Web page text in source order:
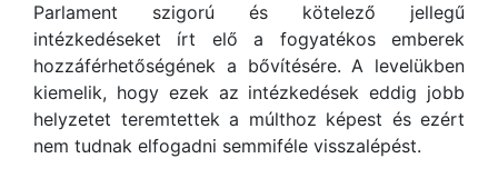
Parlament szigorú és kötelező jellegű
intézkedéseket írt elő a fogyatékos emberek
hozzáférhetőségének a bővítésére. A levelükben
kiemelik, hogy ezek az intézkedések eddig jobb
helyzetet teremtettek a múlthoz képest és ezért
nem tudnak elfogadni semmiféle visszalépést.